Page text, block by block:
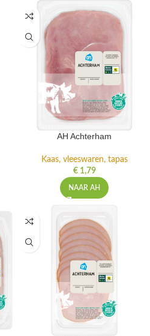
AH Achterham
Kaas, vleeswaren, tapas
€1,79
NAAR AH